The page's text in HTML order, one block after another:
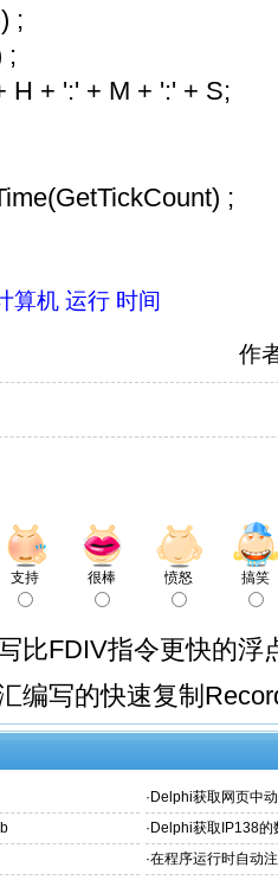
;
;
+ ':' + M + ':' + S;
;
算机 运行 时间
作
支持 很棒 愤怒 搞笑
比FDIV指令更快的浮
编写的快速复制
· Delphi获取网页中
· Delphi获取IP138的
·在程序运行时自动